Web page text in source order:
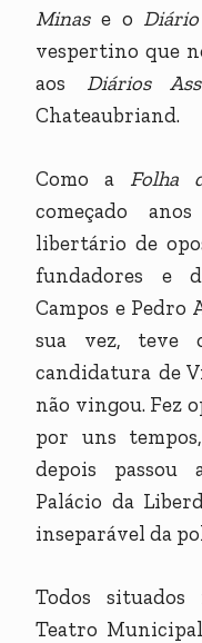
Minase o
vespertino que
aos Diários
Chateaubriand.
Como a Folha
começado
libertário de
fundadores e
Campos e Pedro
sua vez, teve
candidatura de
não vingou. Fez
por uns
depois passou
Palácio da
inseparável da
Todos
Teatro